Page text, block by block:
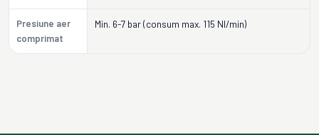
Presiune aer
comprimat
Min. 6-7 bar (consum max. 115 Nl/min)